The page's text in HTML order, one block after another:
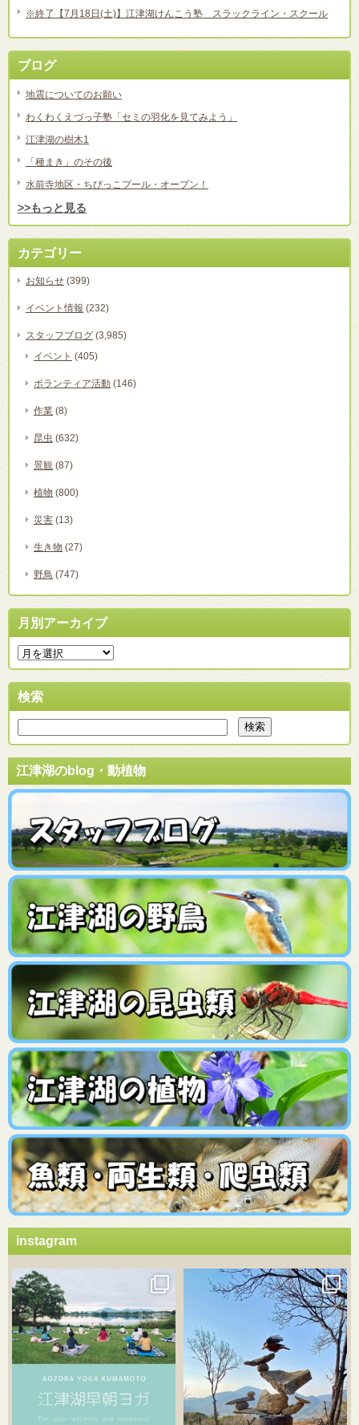
※終了【7月18日(土)】江津湖けんこう塾 スラックライン・スクール
ブログ
地震についてのお願い
わくわくえづっ子塾「セミの羽化を見てみよう」
江津湖の樹木1
「種まき」のその後
水前寺地区・ちびっこプール・オープン！
>>もっと見る
カテゴリー
お知らせ (399)
イベント情報 (232)
スタッフブログ (3,985)
イベント (405)
ボランティア活動 (146)
作業 (8)
昆虫 (632)
景観 (87)
植物 (800)
災害 (13)
生き物 (27)
野鳥 (747)
月別アーカイブ
検索
江津湖のblog・動植物
instagram
3月 18